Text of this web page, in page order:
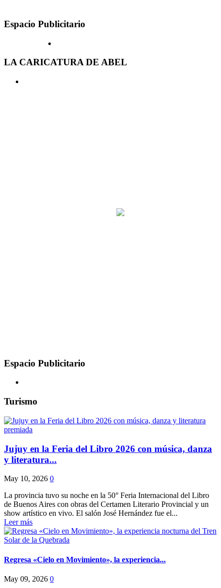
Espacio Publicitario
LA CARICATURA DE ABEL
Espacio Publicitario
Turismo
Jujuy en la Feria del Libro 2026 con música, danza
y literatura...
May 10, 2026 0
La provincia tuvo su noche en la 50° Feria Internacional del Libro
de Buenos Aires con obras del Certamen Literario Provincial y un
show artístico en vivo. El salón José Hernández fue el...
Leer más
Regresa «Cielo en Movimiento», la experiencia...
May 09, 2026 0